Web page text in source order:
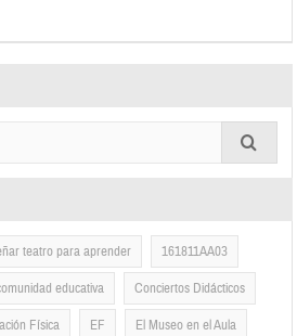
teatro para aprender 161811AA03
educativa Conciertos Didácticos
Física EF El Museo en el Aula